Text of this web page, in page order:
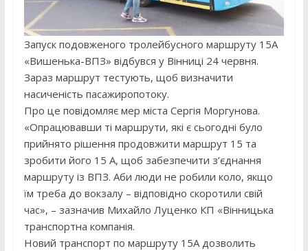
Запуск подовженого тролейбусного маршруту 15А
«Вишенька-ВПЗ» відбувся у Вінниці 24 червня.
Зараз маршрут тестують, щоб визначити
насиченість пасажиропотоку.
Про це повідомляє мер міста Сергія Моргунова.
«Опрацювавши ті маршрути, які є сьогодні було
прийнято рішення продовжити маршрут 15 та
зробити його 15 А, щоб забезпечити з’єднання
маршруту із ВПЗ. Аби люди не робили коло, якщо
їм треба до вокзалу – відповідно скоротили свій
час», – зазначив Михайло Луценко КП «Вінницька
транспортна компанія.
Новий транспорт по маршруту 15А дозволить